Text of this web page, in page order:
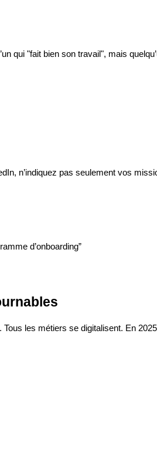
qui "fait bien son travail", mais
n’indiquez pas seulement vos
d’onboarding”
les métiers se digitalisent. En